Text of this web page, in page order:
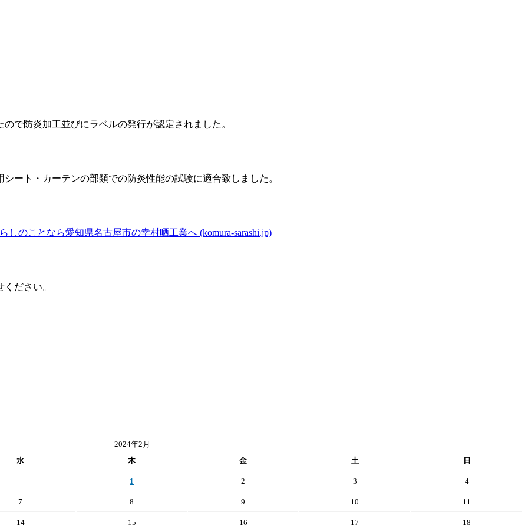
で防炎加工並びにラベルの発行が認定されました。
ート・カーテンの部類での防炎性能の試験に適合致しました。
のことなら愛知県名古屋市の幸村晒工業へ (komura-sarashi.jp)
ださい。
2024年2月
水
木 金 土 日
1 2 3 4
7 8 9 10 11
14 15 16 17 18